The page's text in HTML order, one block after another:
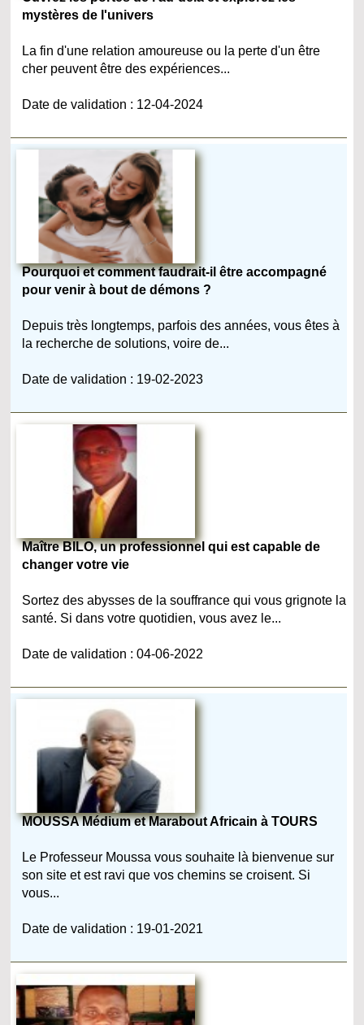
mystères de l'univers
La fin d'une relation amoureuse ou la perte d'un être
cher peuvent être des expériences...
Date de validation : 12-04-2024
Pourquoi et comment faudrait-il être accompagné
pour venir à bout de démons ?
Depuis très longtemps, parfois des années, vous êtes à
la recherche de solutions, voire de...
Date de validation : 19-02-2023
Maître BILO, un professionnel qui est capable de
changer votre vie
Sortez des abysses de la souffrance qui vous grignote la
santé. Si dans votre quotidien, vous avez le...
Date de validation : 04-06-2022
MOUSSA Médium et Marabout Africain à TOURS
Le Professeur Moussa vous souhaite là bienvenue sur
son site et est ravi que vos chemins se croisent. Si
vous...
Date de validation : 19-01-2021